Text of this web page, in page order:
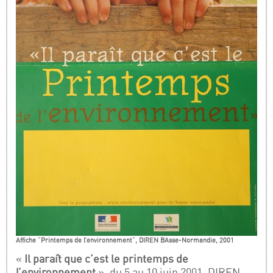
Affiche "Printemps de l’environnement", DIREN BAsse-Normandie, 2001
« Il paraît que c’est le printemps de